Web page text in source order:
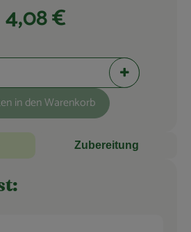
4,08 €
(aktuell 2 Portionen ausgewählt)
Portionen
in den Warenkorb
Zubereitung